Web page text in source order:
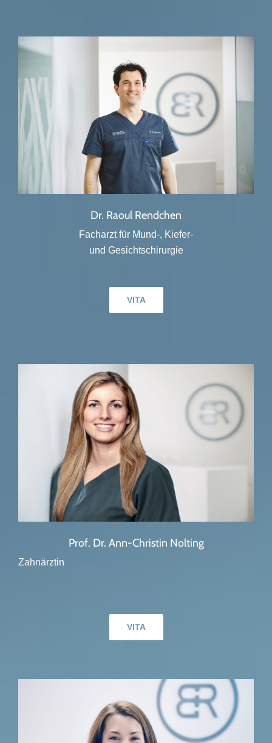
Dr. Raoul Rendchen
Facharzt für Mund-, Kiefer-
und Gesichtschirurgie
VITA
Prof. Dr. Ann-Christin Nolting
Zahnärztin
VITA